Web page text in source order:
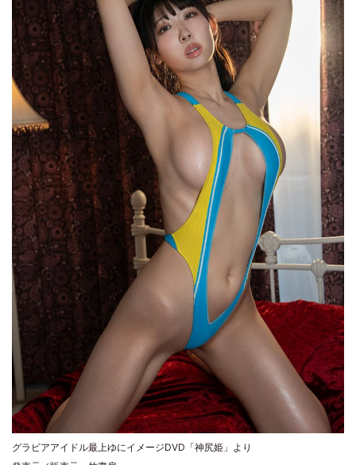
グラビアアイドル最上ゆにイメージDVD「神尻姫」より